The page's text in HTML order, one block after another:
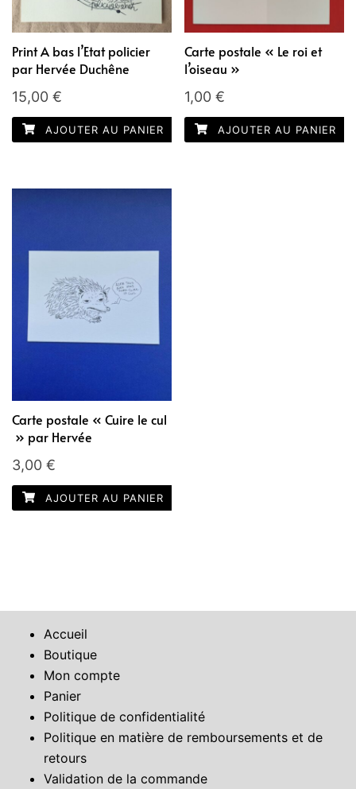
Print A bas l’Etat policier
par Hervée Duchêne
15,00 €
AJOUTER AU PANIER
Carte postale « Le roi et
l’oiseau »
1,00€
AJOUTER AU PANIER
Carte postale « Cuire le cul
» par Hervée
3,00 €
AJOUTER AU PANIER
Accueil
Boutique
Mon compte
Panier
Politique de confidentialité
Politique en matière de remboursements et de
retours
Validation de la commande